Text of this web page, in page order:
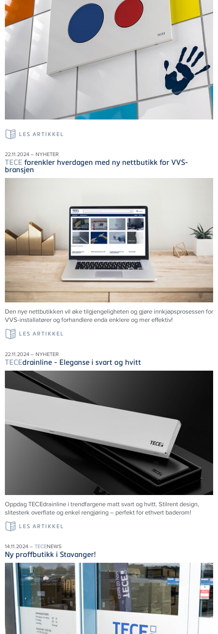
LES ARTIKKEL
22.11.2024 – NYHETER
TECE forenkler hverdagen med ny nettbutikk for VVS-
bransjen
Den nye nettbutikken vil øke tilgjengeligheten og gjøre innkjøpsprosessen for
VVS-installatører og forhandlere enda enklere og mer effektiv!
LES ARTIKKEL
22.11.2024 – NYHETER
TECEdrainline - Eleganse i svart og hvitt
Oppdag TECEdrainline i trendfargene matt svart og hvitt. Stilrent design,
slitesterk overflate og enkel rengjøring – perfekt for ethvert baderom!
LES ARTIKKEL
14.11.2024 – TECENEWS
Ny proffbutikk i Stavanger!